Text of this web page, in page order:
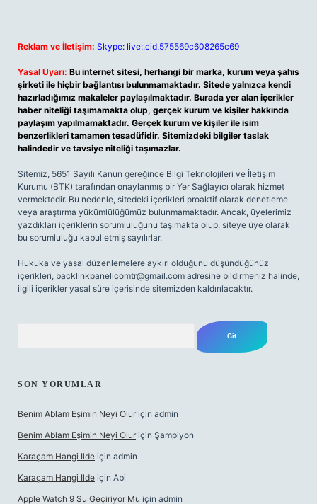
Reklam ve İletişim: Skype: live:.cid.575569c608265c69
Yasal Uyarı: Bu internet sitesi, herhangi bir marka, kurum veya şahıs
şirketi ile hiçbir bağlantısı bulunmamaktadır. Sitede yalnızca kendi
hazırladığımız makaleler paylaşılmaktadır. Burada yer alan içerikler
haber niteliği taşımamakta olup, gerçek kurum ve kişiler hakkında
paylaşım yapılmamaktadır. Gerçek kurum ve kişiler ile isim
benzerlikleri tamamen tesadüfidir. Sitemizdeki bilgiler taslak
halindedir ve tavsiye niteliği taşımazlar.
Sitemiz, 5651 Sayılı Kanun gereğince Bilgi Teknolojileri ve İletişim
Kurumu (BTK) tarafından onaylanmış bir Yer Sağlayıcı olarak hizmet
vermektedir. Bu nedenle, sitedeki içerikleri proaktif olarak denetleme
veya araştırma yükümlülüğümüz bulunmamaktadır. Ancak, üyelerimiz
yazdıkları içeriklerin sorumluluğunu taşımakta olup, siteye üye olarak
bu sorumluluğu kabul etmiş sayılırlar.
Hukuka ve yasal düzenlemelere aykırı olduğunu düşündüğünüz
içerikleri, backlinkpanelicomtr@gmail.com adresine bildirmeniz halinde,
ilgili içerikler yasal süre içerisinde sitemizden kaldırılacaktır.
SON YORUMLAR
Benim Ablam Eşimin Neyi Olur için admin
Benim Ablam Eşimin Neyi Olur için Şampiyon
Karaçam Hangi Ilde için admin
Karaçam Hangi Ilde için Abi
Apple Watch 9 Su Geçiriyor Mu için admin